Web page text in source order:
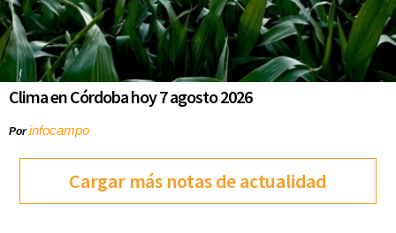
Clima en Córdoba hoy 7 agosto 2026
Porinfocampo
Cargar más notas de actualidad